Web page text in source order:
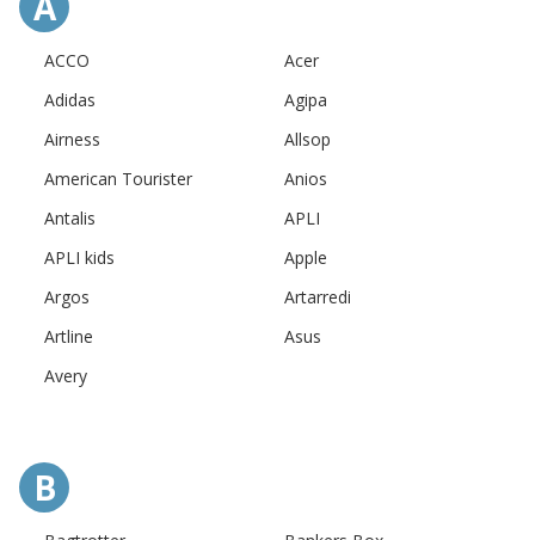
ACCO
Acer
Adidas
Agipa
Airness
Allsop
American Tourister
Anios
Antalis
APLI
APLI kids
Apple
Argos
Artarredi
Artline
Asus
Avery
B